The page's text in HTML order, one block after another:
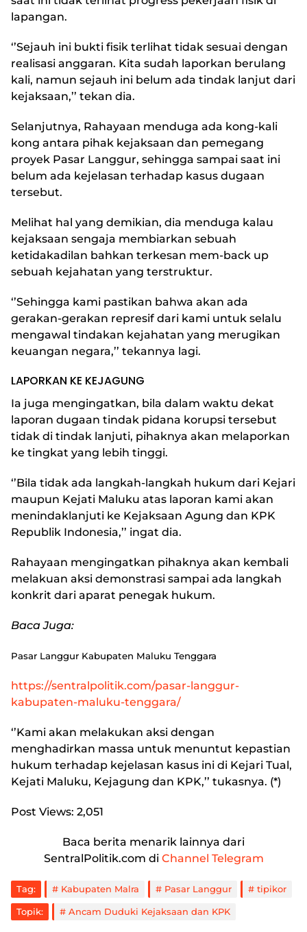
lapangan.
‘’Sejauh ini bukti fisik terlihat tidak sesuai dengan
realisasi anggaran. Kita sudah laporkan berulang
kali, namun sejauh ini belum ada tindak lanjut dari
kejaksaan,’’ tekan dia.
Selanjutnya, Rahayaan menduga ada kong-kali
kong antara pihak kejaksaan dan pemegang
proyek Pasar Langgur, sehingga sampai saat ini
belum ada kejelasan terhadap kasus dugaan
tersebut.
Melihat hal yang demikian, dia menduga kalau
kejaksaan sengaja membiarkan sebuah
ketidakadilan bahkan terkesan mem-back up
sebuah kejahatan yang terstruktur.
‘’Sehingga kami pastikan bahwa akan ada
gerakan-gerakan represif dari kami untuk selalu
mengawal tindakan kejahatan yang merugikan
keuangan negara,’’ tekannya lagi.
LAPORKAN KE KEJAGUNG
Ia juga mengingatkan, bila dalam waktu dekat
laporan dugaan tindak pidana korupsi tersebut
tidak di tindak lanjuti, pihaknya akan melaporkan
ke tingkat yang lebih tinggi.
‘’Bila tidak ada langkah-langkah hukum dari Kejari
maupun Kejati Maluku atas laporan kami akan
menindaklanjuti ke Kejaksaan Agung dan KPK
Republik Indonesia,’’ ingat dia.
Rahayaan mengingatkan pihaknya akan kembali
melakuan aksi demonstrasi sampai ada langkah
konkrit dari aparat penegak hukum.
Baca Juga:
Pasar Langgur Kabupaten Maluku Tenggara
https://sentralpolitik.com/pasar-langgur-
kabupaten-maluku-tenggara/
‘’Kami akan melakukan aksi dengan
menghadirkan massa untuk menuntut kepastian
hukum terhadap kejelasan kasus ini di Kejari Tual,
Kejati Maluku, Kejagung dan KPK,’’ tukasnya. (*)
Post Views: 2,051
Baca berita menarik lainnya dari
SentralPolitik.com di Channel Telegram
Tag: Kabupaten Malra Pasar Langgur tipikor
Topik: Ancam Duduki Kejaksaan dan KPK